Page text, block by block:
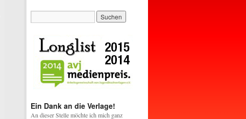
Ein Dank an die Verlage!
An dieser Stelle möchte ich mich ganz